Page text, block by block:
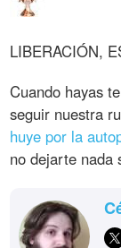
LIBERACIÓN,
Cuando hayas
seguir nuestra
huye por la
no dejarte nada